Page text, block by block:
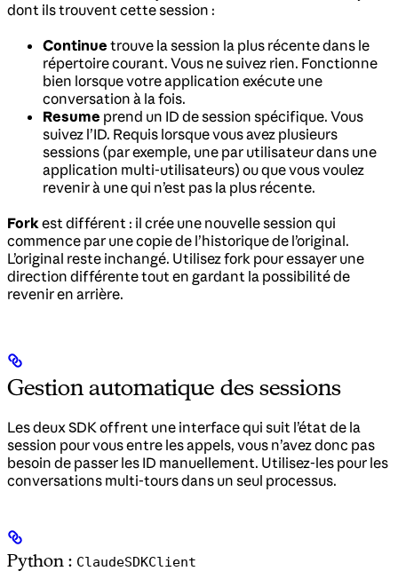
dont ils trouvent cette session :
Continue trouve la session la plus récente dans le
répertoire courant. Vous ne suivez rien. Fonctionne
bien lorsque votre application exécute une
conversation à la fois.
Resume prend un ID de session spécifique. Vous
suivez l’ID. Requis lorsque vous avez plusieurs
sessions (par exemple, une par utilisateur dans une
application multi-utilisateurs) ou que vous voulez
revenir à une qui n’est pas la plus récente.
Fork est différent : il crée une nouvelle session qui
commence par une copie de l’historique de l’original.
L’original reste inchangé. Utilisez fork pour essayer une
direction différente tout en gardant la possibilité de
revenir en arrière.
Gestion automatique des sessions
Les deux SDK offrent une interface qui suit l’état de la
session pour vous entre les appels, vous n’avez donc pas
besoin de passer les ID manuellement. Utilisez-les pour les
conversations multi-tours dans un seul processus.
Python : ClaudeSDKClient